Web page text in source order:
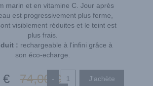
marin et en vitamine C. Jour après
est progressivement plus ferme,
visiblement réduites et le teint est
plus frais.
: rechargeable à l'infini grâce à
son éco-echarge.
€ 74,00 €
-